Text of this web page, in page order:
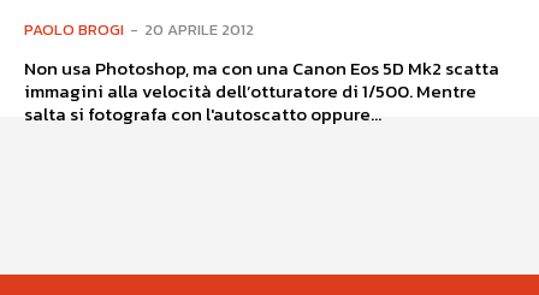
PAOLO BROGI - 20 APRILE 2012
Non usa Photoshop, ma con una Canon Eos 5D Mk2 scatta
immagini alla velocità dell’otturatore di 1/500. Mentre
salta si fotografa con l'autoscatto oppure...